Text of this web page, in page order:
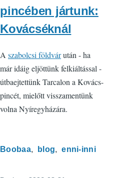
pincében jártunk:
Kovácséknál
A szabolcsi földvárután - ha
már idáig eljöttünk felkiáltással -
útbaejtettünk Tarcalon a Kovács-
pincét, mielőtt visszamentünk
volna Nyíregyházára.
Boobaa blog enni-inni